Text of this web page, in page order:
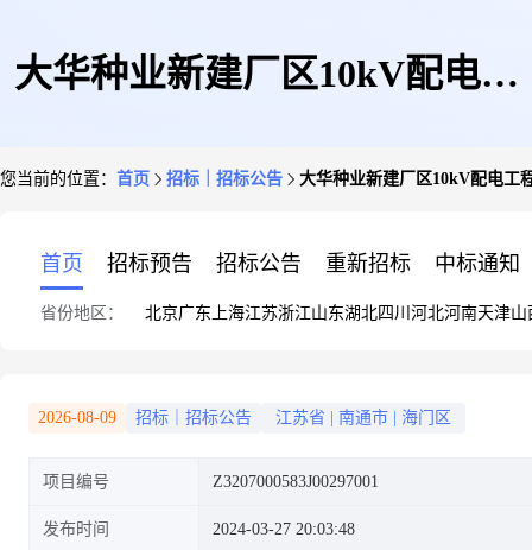
大华种业新建厂区10kV配电工
您当前的位置： 首页 招标｜招标公告 大华种业新建厂区10kV配电工
首页 招标预告 招标公告 重新招标 中标通知
省份地区： 北京广东 上海江苏浙江山东湖北四川 河北河南天津山
2026-08-09 招标｜招标公告 江苏省 南通市 海门区
项目编号 Z3207000583J00297001
发布时间 2024-03-27 20:03:48